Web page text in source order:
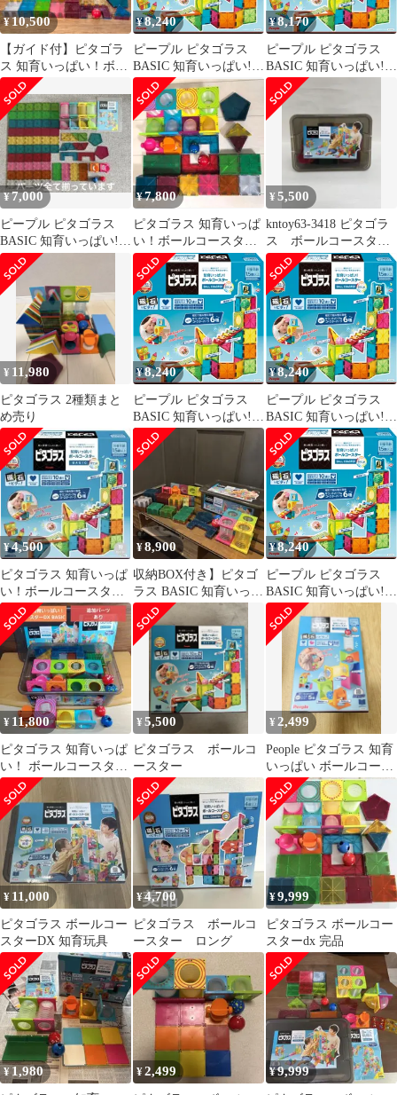
¥10,500
【ガイド付】ピタゴラ
ス 知育いっぱい！ボー
ルコースターDX ピー
プル
¥8,240
ピープル ピタゴラス
BASIC 知育いっぱい!ボ
ールコースタ―サウン
ド [1歳半]から 遊べる
つくれる ひらめきが育
つ PGS-138 [単品]
¥8,170
ピープル ピタゴラス
BASIC 知育いっぱい!ボ
ールコースタ―サウン
ド [1歳半]から 遊べる
つくれる ひらめきが育
つ PGS-138 [単品]
¥7,000
ピープル ピタゴラス
BASIC 知育いっぱい!ボ
ールコースターDX
¥7,800
ピタゴラス 知育いっぱ
い！ボールコースター
DX BASIC
¥5,500
kntoy63-3418 ピタゴラ
ス ボールコースター
DX ベーシック
¥ 11,980
ピタゴラス 2種類まと
め売り
¥8,240
ピープル ピタゴラス
BASIC 知育いっぱい!ボ
ールコースタ―サウン
ド [1歳半]から 遊べる
つくれる ひらめきが育
つ PGS-138 [単品]
¥8,240
ピープル ピタゴラス
BASIC 知育いっぱい!ボ
ールコースタ―サウン
ド [1歳半]から 遊べる
つくれる ひらめきが育
つ PGS-138 [単品]
¥4,500
ピタゴラス 知育いっぱ
い！ボールコースター
BASIC
¥8,900
収納BOX付き】ピタゴ
ラス BASIC 知育いっぱ
い！ボールコースター
DX
¥8,240
ピープル ピタゴラス
BASIC 知育いっぱい!ボ
ールコースタ―サウン
ド [1歳半]から 遊べる
つくれる ひらめきが育
つ PGS-138 [単品]
¥ 11,800
ピタゴラス 知育いっぱ
い！ ボールコースター
DX BASIC People 追加
¥5,500
ピタゴラス ボールコ
ースター
¥ 2,499
People ピタゴラス 知育
いっぱい ボールコース
ター
¥ 11,000
ピタゴラス ボールコー
スターDX 知育玩具
¥4,700
ピタゴラス ボールコ
ースター ロング
¥9,999
ピタゴラス ボールコー
スターdx 完品
¥ 1,980 ¥2,499 ¥9,999